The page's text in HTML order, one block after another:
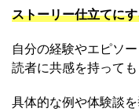
ストーリー仕立てに
自分の経験やエピソ
読者に共感を持って
具体的な例や体験談